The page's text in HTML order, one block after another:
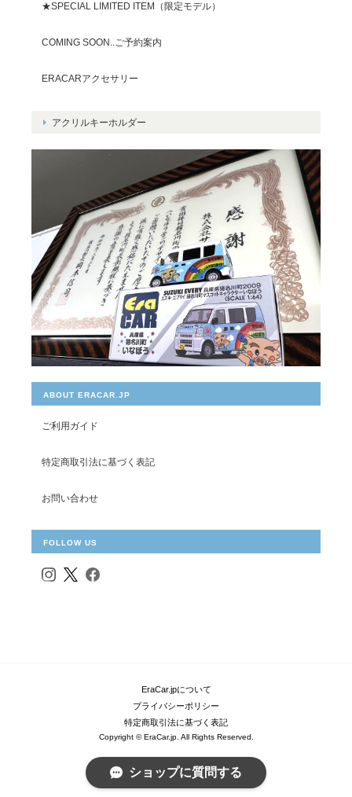
★SPECIAL LIMITED ITEM（限定モデル）
COMING SOON..ご予約案内
ERACARアクセサリー
アクリルキーホルダー
ABOUT ERACAR.JP
ご利用ガイド
特定商取引法に基づく表記
お問い合わせ
FOLLOW US
EraCar.jpについて
プライバシーポリシー
特定商取引法に基づく表記
Copyright © EraCar.jp. All Rights Reserved.
ショップに質問する